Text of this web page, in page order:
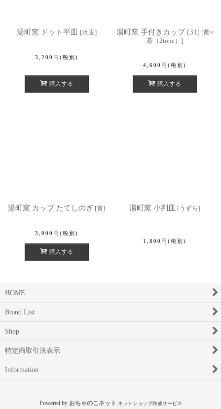
湯町窯 ドット平皿 [水玉]
3,200 円 (税別)
購入する
湯町窯 手付きカップ [31] [黄×
茶（2tone） ]
4,600 円 (税別)
購入する
湯町窯 カップ たてしのぎ [黄]
3,900 円 (税別)
購入する
湯町窯 小判皿 [うずら]
1,800 円 (税別)
HOME
Brand List
Shop
特定商取引法表示
Information
Powered by おちゃのこネット ネットショップ作成サービス